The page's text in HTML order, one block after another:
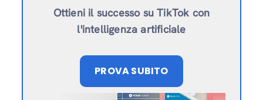
Ottieni il successo su TikTok con
l'intelligenza artificiale
PROVA SUBITO